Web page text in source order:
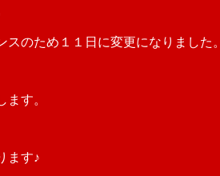
スのため１１日に変更になりました。
す。
ます♪